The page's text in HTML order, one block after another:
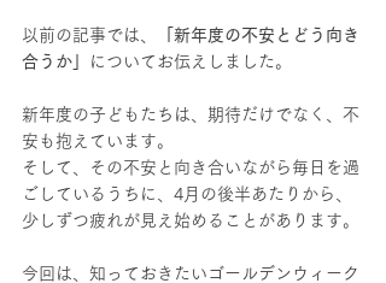
以前の記事では、
「新年度の不安とどう向き
合うか」
についてお伝えしました。
新年度の子どもたちは、期待だけでなく、不
安も抱えています。
そして、その不安と向き合いながら毎日を過
ごしているうちに、4月の後半あたりから、
少しずつ疲れが見え始めることがあります。
今回は、知っておきたいゴールデンウィーク